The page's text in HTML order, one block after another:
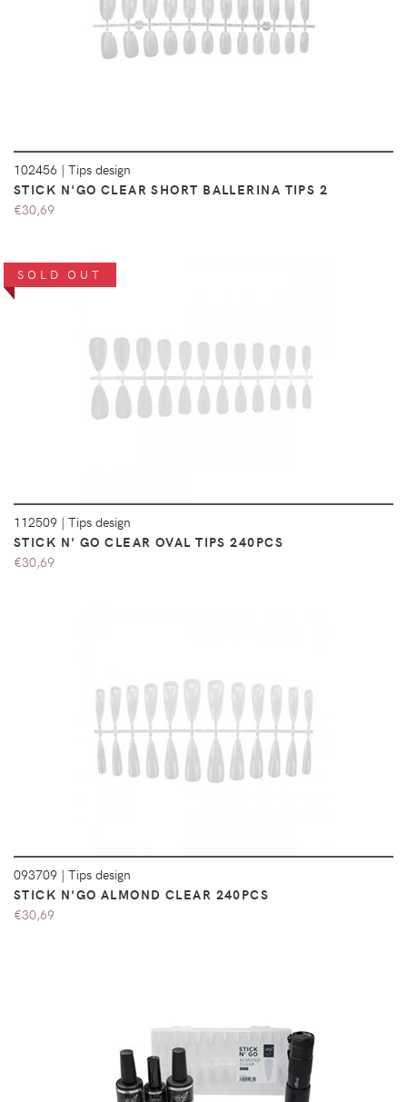
DÉTAILS
102456 | Tips design
STICK N'GO CLEAR SHORT BALLERINA TIPS 2
€30,69
SOLD OUT
DÉTAILS
112509 | Tips design
STICK N' GO CLEAR OVAL TIPS 240PCS
€30,69
DÉTAILS
093709 | Tips design
STICK N'GO ALMOND CLEAR 240PCS
€30,69
DÉTAILS